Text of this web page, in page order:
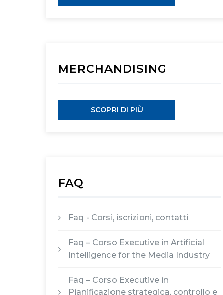
MERCHANDISING
SCOPRI DI PIÙ
FAQ
Faq - Corsi, iscrizioni, contatti
Faq – Corso Executive in Artificial
Intelligence for the Media Industry
Faq – Corso Executive in
Pianificazione strategica, controllo e